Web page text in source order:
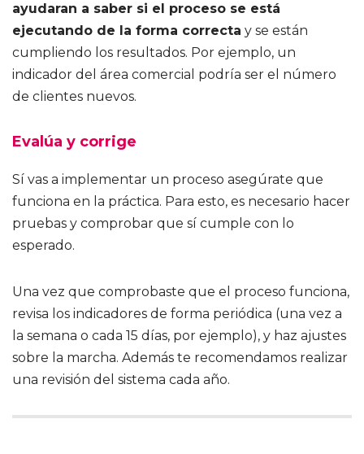
ayudaran a saber si el proceso se está
ejecutando de la forma correcta y se están
cumpliendo los resultados. Por ejemplo, un
indicador del área comercial podría ser el número
de clientes nuevos.
Evalúa y corrige
Sí vas a implementar un proceso asegúrate que
funciona en la práctica. Para esto, es necesario hacer
pruebas y comprobar que sí cumple con lo
esperado.
Una vez que comprobaste que el proceso funciona,
revisa los indicadores de forma periódica (una vez a
la semana o cada 15 días, por ejemplo), y haz ajustes
sobre la marcha. Además te recomendamos realizar
una revisión del sistema cada año.